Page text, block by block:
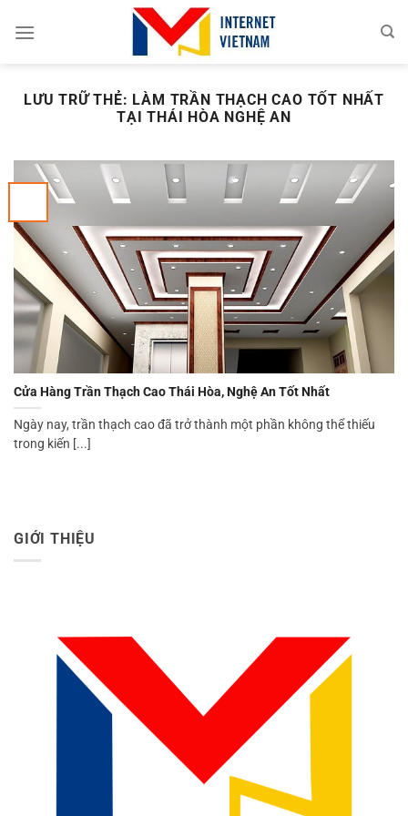
đến
LƯU TRỮ THẺ: LÀM TRẦN THẠCH CAO TỐT NHẤT
TẠI THÁI HÒA NGHỆ AN
Cửa Hàng Trần Thạch Cao Thái Hòa, Nghệ An Tốt Nhất
Ngày nay, trần thạch cao đã trở thành một phần không thể thiếu
trong kiến [...]
GIỚI THIỆU